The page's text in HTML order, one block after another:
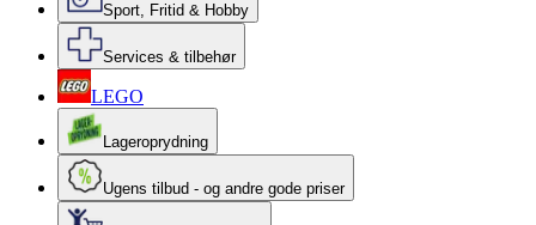
Sport, Fritid & Hobby
Services & tilbehør
LEGO
Lageroprydning
Ugens tilbud - og andre gode priser